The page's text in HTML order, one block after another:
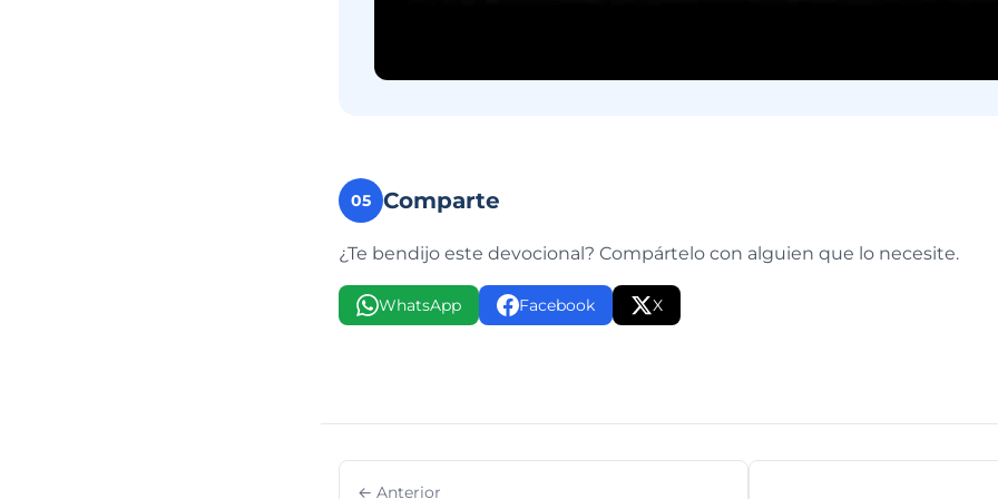
05 Comparte
¿Te bendijo este devocional? Compártelo con alguien que lo necesite.
WhatsApp Facebook X
← Anterior